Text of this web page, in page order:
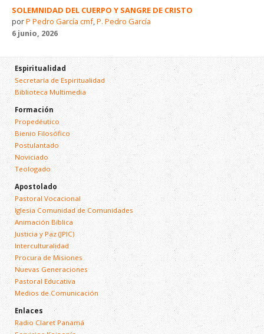
SOLEMNIDAD DEL CUERPO Y SANGRE DE CRISTO
porP Pedro García cmf,P. Pedro García
6 junio, 2026
Espiritualidad
Secretaría de Espiritualidad
Biblioteca Multimedia
Formación
Propedéutico
Bienio Filosófico
Postulantado
Noviciado
Teologado
Apostolado
Pastoral Vocacional
Iglesia Comunidad de Comunidades
Animación Bíblica
Justicia y Paz (JPIC)
Interculturalidad
Procura de Misiones
Nuevas Generaciones
Pastoral Educativa
Medios de Comunicación
Enlaces
Radio Claret Panamá